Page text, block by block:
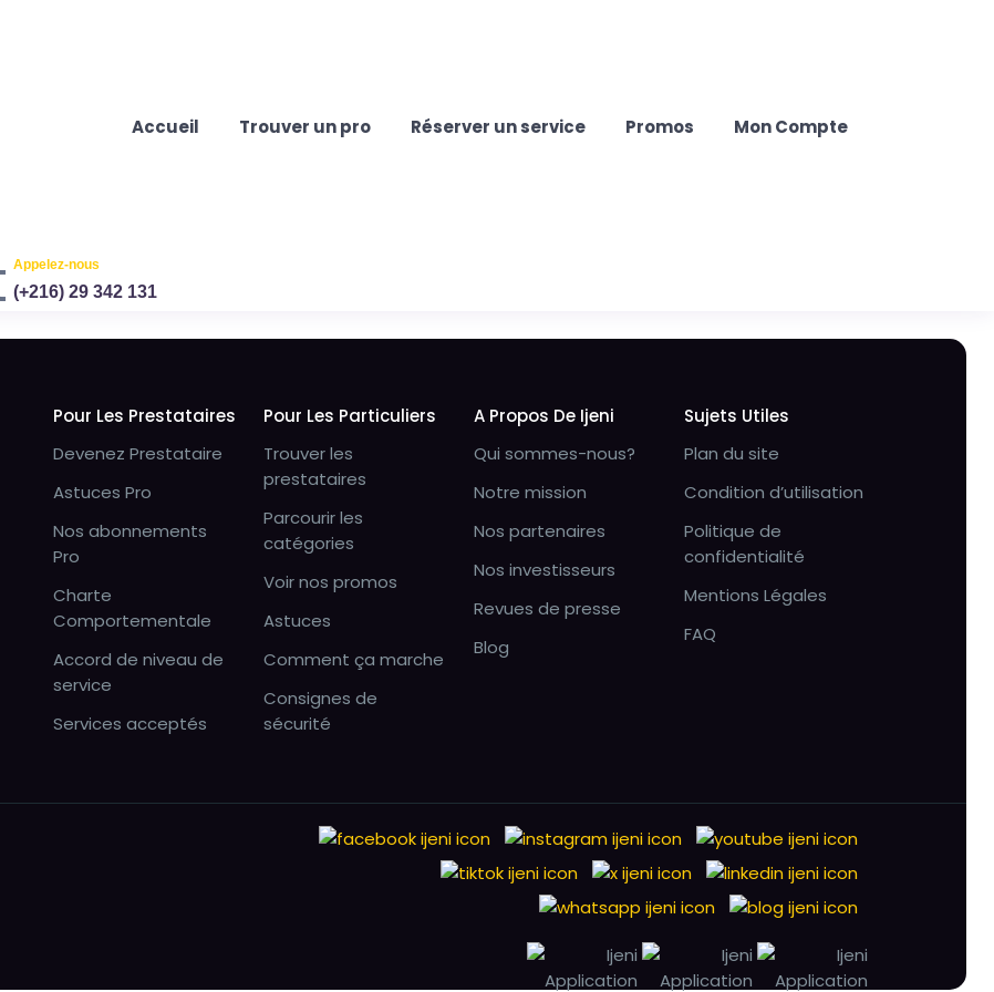
Accueil Trouver un pro Réserver un service Promos Mon Compte
Appelez-nous
(+216) 29 342 131
Pour Les Prestataires
Devenez Prestataire
Astuces Pro
Nos abonnements
Pro
Charte
Comportementale
Accord de niveau de
service
Services acceptés
Pour Les Particuliers
Trouver les
prestataires
Parcourir les
catégories
Voir nos promos
Astuces
Comment ça marche
Consignes de
sécurité
A Propos De Ijeni
Qui sommes-nous?
Notre mission
Nos partenaires
Nos investisseurs
Revues de presse
Blog
Sujets Utiles
Plan du site
Condition d’utilisation
Politique de
confidentialité
Mentions Légales
FAQ